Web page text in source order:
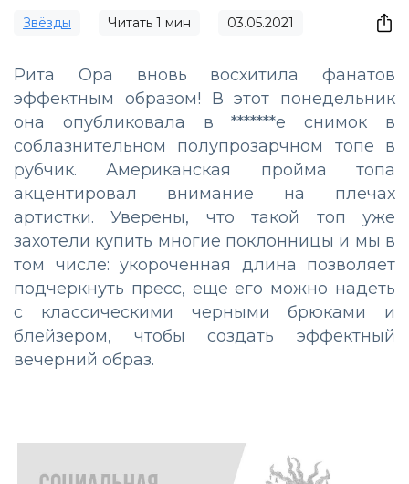
Звёзды Читать 1 мин 03.05.2021
Рита Ора вновь восхитила фанатов
эффектным образом! В этот понедельник
она опубликовала в *******е снимок в
соблазнительном полупрозарчном топе в
рубчик. Американская пройма топа
акцентировал внимание на плечах
артистки. Уверены, что такой топ уже
захотели купить многие поклонницы и мы в
том числе: укороченная длина позволяет
подчеркнуть пресс, еще его можно надеть
с классическими черными брюками и
блейзером, чтобы создать эффектный
вечерний образ.